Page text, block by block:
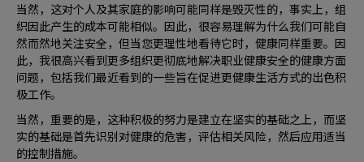
当然，这对个人及其家庭的影响可能同样是毁灭性的，事实上，组
织因此产生的成本可能相似。因此，很容易理解为什么我们可能自
然而然地关注安全，但当您更理性地看待它时，健康同样重要。因
此，我很高兴看到更多组织更彻底地解决职业健康安全的健康方面
问题，包括我们最近看到的一些旨在促进更健康生活方式的出色积
极工作。
当然，重要的是，这种积极的努力是建立在坚实的基础之上，而坚
实的基础是首先识别对健康的危害，评估相关风险，然后应用适当
的控制措施。